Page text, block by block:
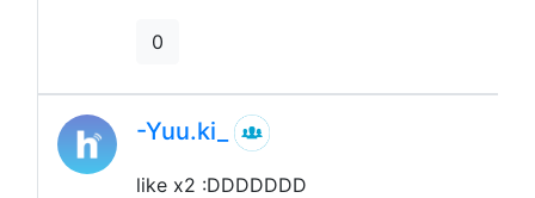
0
-Yuu.ki_
like x2 :DDDDDDD